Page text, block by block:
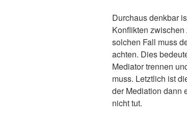
Durchaus denkbar
Konflikten
solchen Fall muss
achten. Dies
Mediator trennen
muss. Letztlich ist
der Mediation dann
nicht tut.